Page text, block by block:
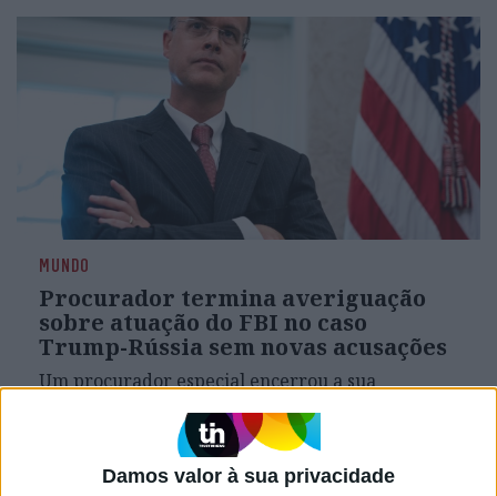
Damos valor à sua privacidade
MUNDO
Procurador termina averiguação
sobre atuação do FBI no caso
Trump-Rússia sem novas acusações
Um procurador especial encerrou a sua
FBI na investigação sobre os laços entre a Rússia
e a campanha de Donald Trump em 2016, com
duras críticas, mas sem novas acusações